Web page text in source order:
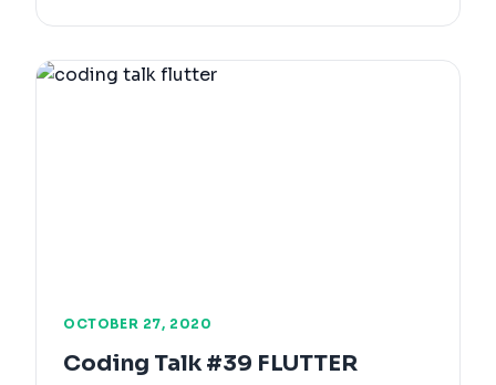
OCTOBER 27, 2020
Coding Talk #39 FLUTTER